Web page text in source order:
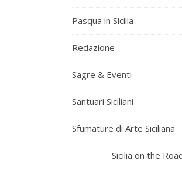
Pasqua in Sicilia
Redazione
Sagre & Eventi
Santuari Siciliani
Sfumature di Arte Siciliana
Sicilia on the